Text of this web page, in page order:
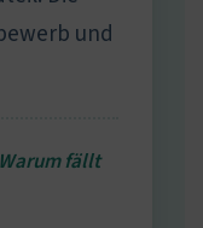
und
fällt